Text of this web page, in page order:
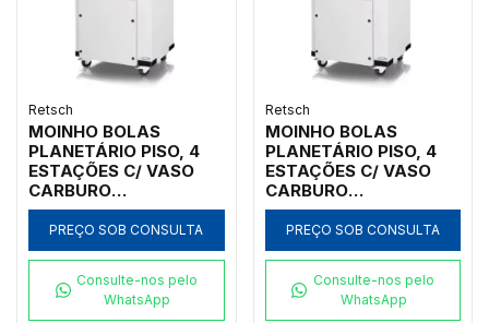
Retsch
MOINHO BOLAS
PLANETÁRIO PISO, 4
ESTAÇÕES C/ VASO
CARBURO
TUNGSTÊNIO 50ML,
INICIAL <10MM, FINAL
<1UM
PREÇO SOB CONSULTA
Consulte-nos pelo
WhatsApp
Retsch
MOINHO BOLAS
PLANETÁRIO PISO, 4
ESTAÇÕES C/ VASO
CARBURO
TUNGSTÊNIO 250ML,
INICIAL <10MM, FINAL
<1UM
PREÇO SOB CONSULTA
Consulte-nos pelo
WhatsApp